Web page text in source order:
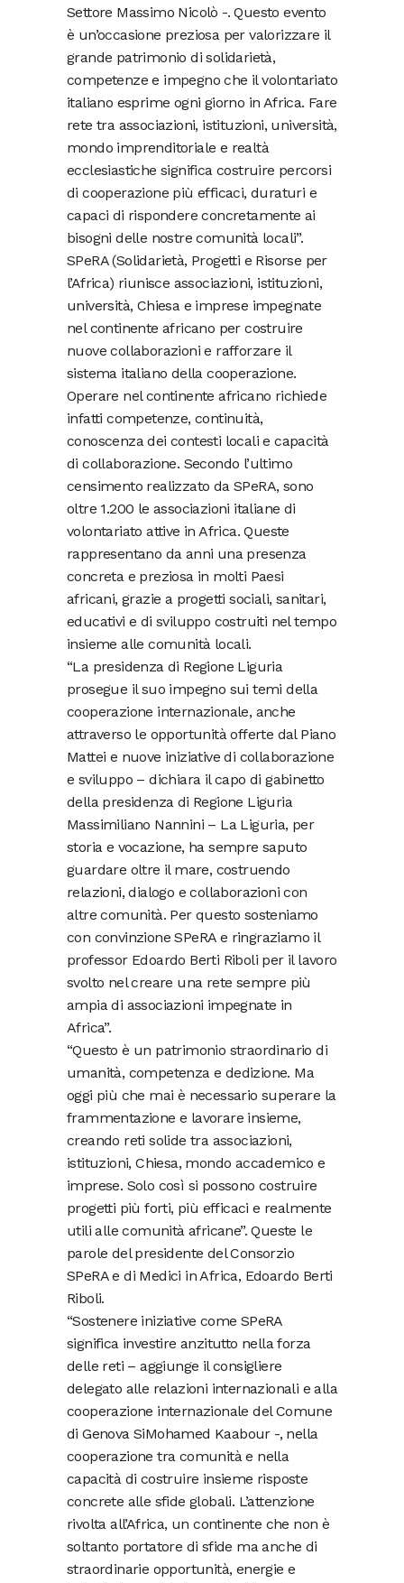
Settore Massimo Nicolò -. Questo evento
è un’occasione preziosa per valorizzare il
grande patrimonio di solidarietà,
competenze e impegno che il volontariato
italiano esprime ogni giorno in Africa. Fare
rete tra associazioni, istituzioni, università,
mondo imprenditoriale e realtà
ecclesiastiche significa costruire percorsi
di cooperazione più efficaci, duraturi e
capaci di rispondere concretamente ai
bisogni delle nostre comunità locali”.
SPeRA (Solidarietà, Progetti e Risorse per
l’Africa) riunisce associazioni, istituzioni,
università, Chiesa e imprese impegnate
nel continente africano per costruire
nuove collaborazioni e rafforzare il
sistema italiano della cooperazione.
Operare nel continente africano richiede
infatti competenze, continuità,
conoscenza dei contesti locali e capacità
di collaborazione. Secondo l’ultimo
censimento realizzato da SPeRA, sono
oltre 1.200 le associazioni italiane di
volontariato attive in Africa. Queste
rappresentano da anni una presenza
concreta e preziosa in molti Paesi
africani, grazie a progetti sociali, sanitari,
educativi e di sviluppo costruiti nel tempo
insieme alle comunità locali.
“La presidenza di Regione Liguria
prosegue il suo impegno sui temi della
cooperazione internazionale, anche
attraverso le opportunità offerte dal Piano
Mattei e nuove iniziative di collaborazione
e sviluppo – dichiara il capo di gabinetto
della presidenza di Regione Liguria
Massimiliano Nannini – La Liguria, per
storia e vocazione, ha sempre saputo
guardare oltre il mare, costruendo
relazioni, dialogo e collaborazioni con
altre comunità. Per questo sosteniamo
con convinzione SPeRA e ringraziamo il
professor Edoardo Berti Riboli per il lavoro
svolto nel creare una rete sempre più
ampia di associazioni impegnate in
Africa”.
“Questo è un patrimonio straordinario di
umanità, competenza e dedizione. Ma
oggi più che mai è necessario superare la
frammentazione e lavorare insieme,
creando reti solide tra associazioni,
istituzioni, Chiesa, mondo accademico e
imprese. Solo così si possono costruire
progetti più forti, più efficaci e realmente
utili alle comunità africane”. Queste le
parole del presidente del Consorzio
SPeRA e di Medici in Africa, Edoardo Berti
Riboli.
“Sostenere iniziative come SPeRA
significa investire anzitutto nella forza
delle reti – aggiunge il consigliere
delegato alle relazioni internazionali e alla
cooperazione internazionale del Comune
di Genova SiMohamed Kaabour -, nella
cooperazione tra comunità e nella
capacità di costruire insieme risposte
concrete alle sfide globali. L’attenzione
rivolta all’Africa, un continente che non è
soltanto portatore di sfide ma anche di
straordinarie opportunità, energie e